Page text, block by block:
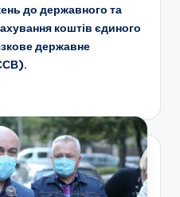
до державного та
коштів єдиного
державне